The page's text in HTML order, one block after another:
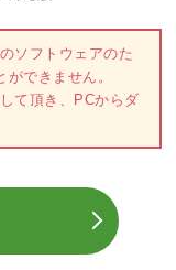
ソフトウェアのた
できません。
て頂き、PCからダ